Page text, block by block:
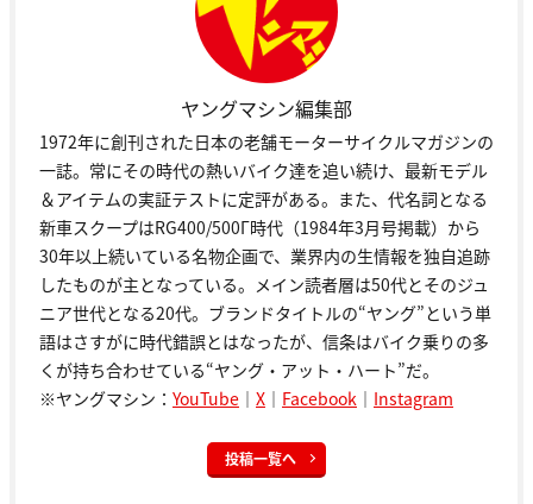
ヤングマシン編集部
1972年に創刊された日本の老舗モーターサイクルマガジンの
一誌。常にその時代の熱いバイク達を追い続け、最新モデル
＆アイテムの実証テストに定評がある。また、代名詞となる
新車スクープはRG400/500Γ時代（1984年3月号掲載）から
30年以上続いている名物企画で、業界内の生情報を独自追跡
したものが主となっている。メイン読者層は50代とそのジュ
ニア世代となる20代。ブランドタイトルの“ヤング”という単
語はさすがに時代錯誤とはなったが、信条はバイク乗りの多
くが持ち合わせている“ヤング・アット・ハート”だ。
※ヤングマシン： YouTube ｜ X ｜ Facebook ｜ Instagram
投稿一覧へ